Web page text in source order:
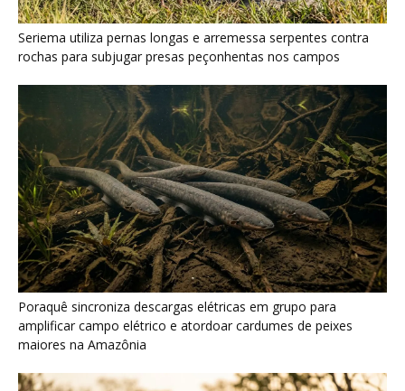
Poraquê sincroniza descargas elétricas em grupo para
amplificar campo elétrico e atordoar cardumes de peixes
maiores na Amazônia
Seriema combina corridas em alta velocidade e arremessos
contra rochas para imobilizar serpentes peçonhentas no
cerrado